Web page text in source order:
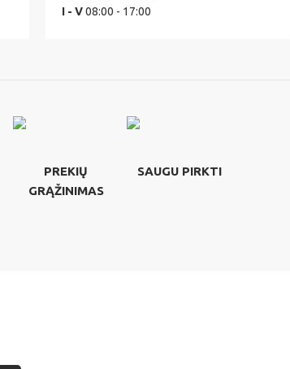
I - V08:00 - 17:00
PREKIŲ
GRĄŽINIMAS
SAUGU PIRKTI